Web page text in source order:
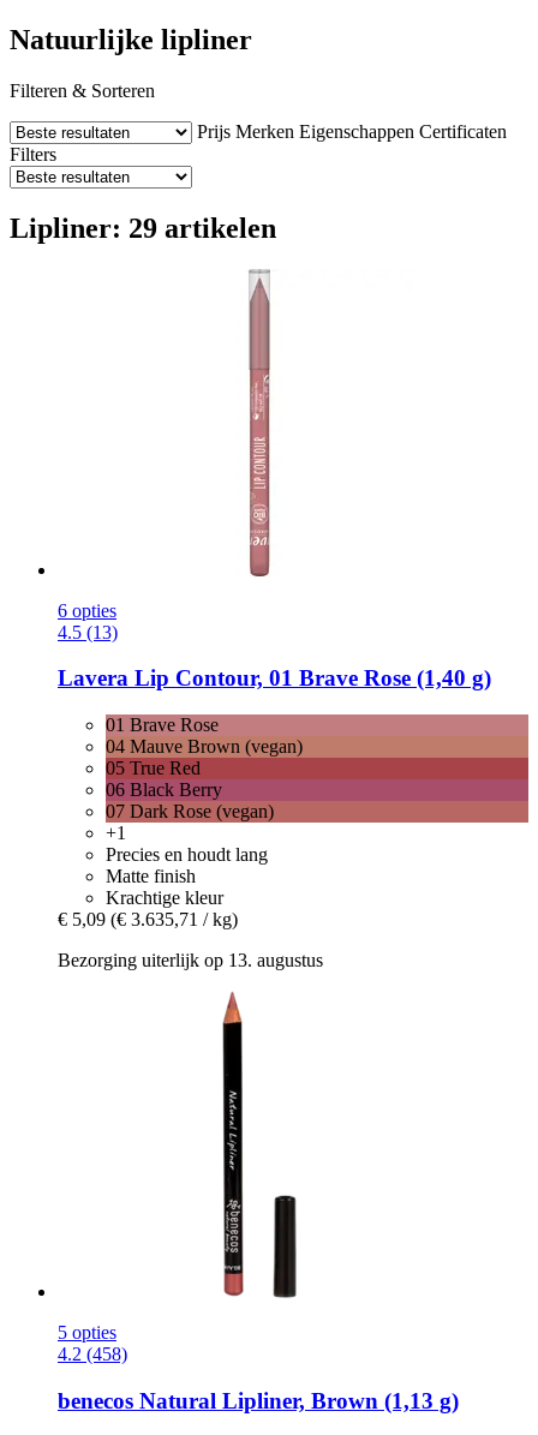
Natuurlijke lipliner
Filteren & Sorteren
Prijs Merken Eigenschappen Certificaten
Filters
Lipliner: 29 artikelen
6 opties
4.5 (13)
Lavera Lip Contour, 01 Brave Rose (1,40 g)
01 Brave Rose
04 Mauve Brown (vegan)
05 True Red
06 Black Berry
07 Dark Rose (vegan)
+1
Precies en houdt lang
Matte finish
Krachtige kleur
€ 5,09 (€ 3.635,71 / kg)
Bezorging uiterlijk op 13. augustus
5 opties
4.2 (458)
benecos Natural Lipliner, Brown (1,13 g)